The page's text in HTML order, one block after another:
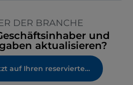
DER BRANCHE
und
aktualisieren?
Greifen Sie jetzt auf Ihren reservierten Bereich zu